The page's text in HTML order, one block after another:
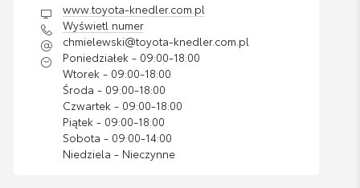
www.toyota-knedler.com.pl
Wyświetl numer
chmielewski@toyota-knedler.com.pl
Poniedziałek - 09:00-18:00
Wtorek - 09:00-18:00
Środa - 09:00-18:00
Czwartek - 09:00-18:00
Piątek - 09:00-18:00
Sobota - 09:00-14:00
Niedziela - Nieczynne